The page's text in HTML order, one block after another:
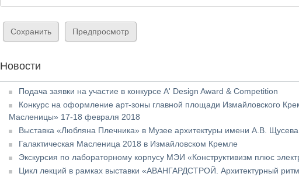
Новости
Подача заявки на участие в конкурсе A' Design Award & Competition
Конкурс на оформление арт-зоны главной площади Измайловского
Масленицы» 17-18 февраля 2018
Выставка «Любляна Плечника» в Музее архитектуры имени А.В. Щусева
Галактическая Масленица 2018 в Измайловском Кремле
Экскурсия по лабораторному корпусу МЭИ «Конструктивизм плюс
Цикл лекций в рамках выставки «АВАНГАРДСТРОЙ. Архитектурный